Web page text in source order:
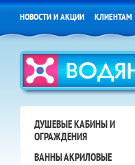
НОВОСТИ И АКЦИИ КЛИЕНТАМ
ДУШЕВЫЕ КАБИНЫ И
ОГРАЖДЕНИЯ
ВАННЫ АКРИЛОВЫЕ